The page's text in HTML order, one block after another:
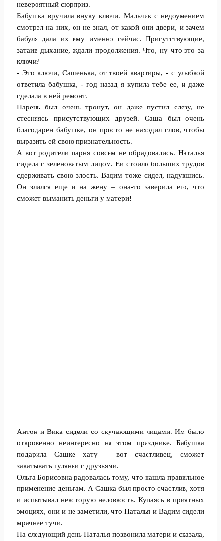
невероятный сюрприз.
Бабушка вручила внуку ключи. Мальчик с недоумением
смотрел на них, он не знал, от какой они двери, и зачем
бабуля дала их ему именно сейчас. Присутствующие,
затаив дыхание, ждали продолжения. Что, ну что это за
ключи?
- Это ключи, Сашенька, от твоей квартиры, - с улыбкой
ответила бабушка, - год назад я купила тебе ее, и даже
сделала в ней ремонт.
Парень был очень тронут, он даже пустил слезу, не
стесняясь присутствующих друзей. Саша был очень
благодарен бабушке, он просто не находил слов, чтобы
выразить ей свою признательность.
А вот родители парня совсем не обрадовались. Наталья
сидела с зеленоватым лицом. Ей стоило больших трудов
сдерживать свою злость. Вадим тоже сидел, надувшись.
Он злился еще и на жену – она-то заверила его, что
сможет выманить деньги у матери!
Антон и Вика сидели со скучающими лицами. Им было
откровенно неинтересно на этом празднике. Бабушка
подарила Сашке хату – вот счастливец, сможет
закатывать гулянки с друзьями.
Ольга Борисовна радовалась тому, что нашла правильное
применение деньгам. А Сашка был просто счастлив, хотя
и испытывал некоторую неловкость. Купаясь в приятных
эмоциях, они и не заметили, что Наталья и Вадим сидели
мрачнее тучи.
На следующий день Наталья позвонила матери и сказала,